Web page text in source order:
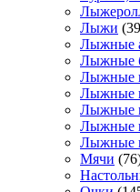
Лыжи
Лыжные
Лыжные
Лыжные
Лыжные
Лыжные
Лыжные
Лыжные
Мячи